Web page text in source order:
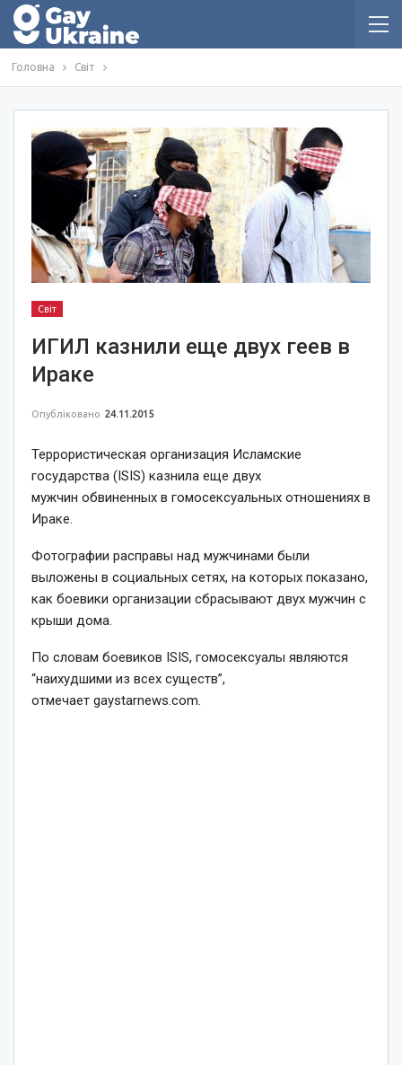
Головна Світ
Світ
ИГИЛ казнили еще двух геев в
Ираке
Опубліковано 24.11.2015
Террористическая организация Исламские
государства (ISIS) казнила еще двух
мужчин обвиненных в гомосексуальных отношениях в
Ираке.
Фотографии расправы над мужчинами были
выложены в социальных сетях, на которых показано,
как боевики организации сбрасывают двух мужчин с
крыши дома.
По словам боевиков ISIS, гомосексуалы являются
“наихудшими из всех существ”,
отмечает gaystarnews.com.